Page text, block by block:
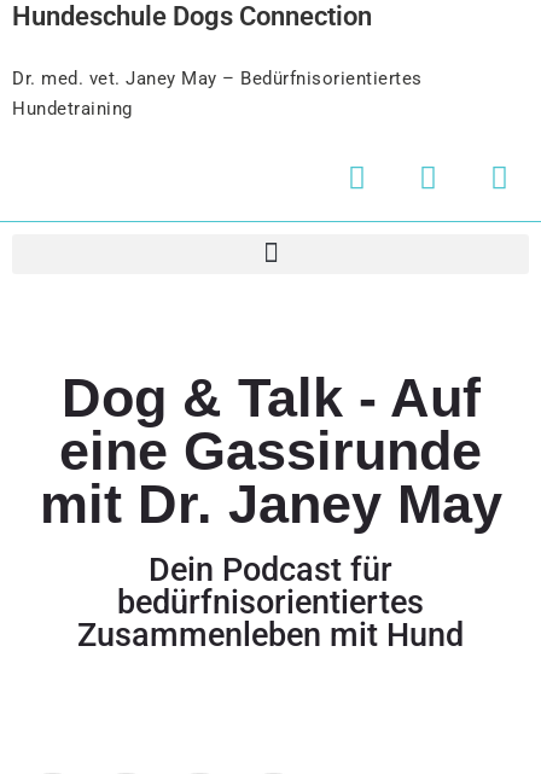
Hundeschule Dogs Connection
Dr. med. vet. Janey May – Bedürfnisorientiertes
Hundetraining
Dog & Talk - Auf
eine Gassirunde
mit Dr. Janey May
Dein Podcast für
bedürfnisorientiertes
Zusammenleben mit Hund